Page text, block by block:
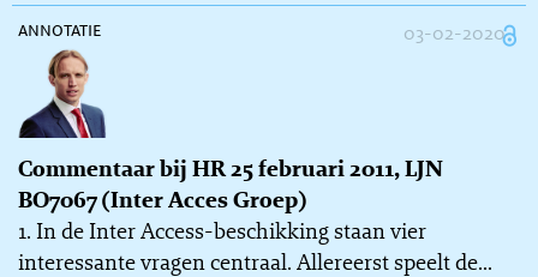
annotatie 03-02-2020
Commentaar bij HR 25 februari 2011, LJN
BO7067 (Inter Acces Groep)
1. In de Inter Access-beschikking staan vier
interessante vragen centraal. Allereerst speelt de...